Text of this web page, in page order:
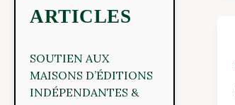
ARTICLES
SOUTIEN AUX
MAISONS D’ÉDITIONS
INDÉPENDANTES &